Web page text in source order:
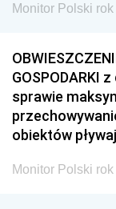
Monitor Polski
GOSPODARKI
sprawie
obiektów
Monitor Polski rok